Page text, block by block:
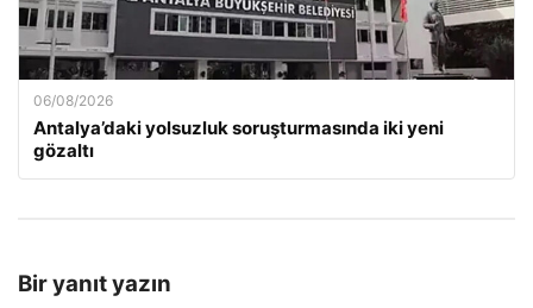
06/08/2026
Antalya’daki yolsuzluk soruşturmasında iki yeni
gözaltı
Bir yanıt yazın